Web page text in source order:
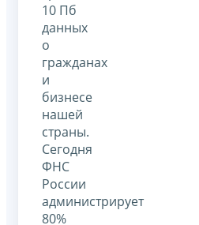
10 Пб
данных
о
гражданах
и
бизнесе
нашей
страны.
Сегодня
ФНС
России
администрирует
80%